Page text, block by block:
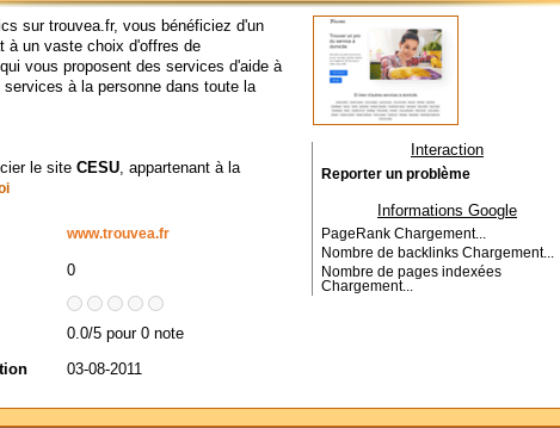
sur trouvea.fr, vous bénéficiez d'un
à un vaste choix d'offres de
vous proposent des services d'aide à
à la personne dans toute la
le site CESU, appartenant à la
www.trouvea.fr
0
0.0/5 pour 0 note
03-08-2011
Interaction
Reporter un problème
Informations Google
PageRank Chargement...
Nombre de backlinks Chargement...
Nombre de pages indexées
Chargement...